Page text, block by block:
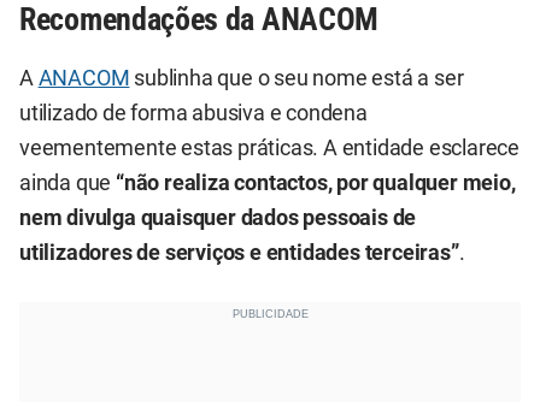
Recomendações da ANACOM
A ANACOM sublinha que o seu nome está a ser
utilizado de forma abusiva e condena
veementemente estas práticas. A entidade esclarece
ainda que “não realiza contactos, por qualquer meio,
nem divulga quaisquer dados pessoais de
utilizadores de serviços e entidades terceiras”.